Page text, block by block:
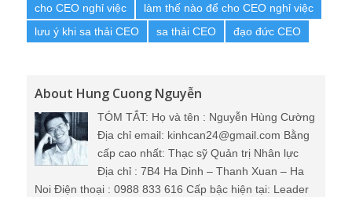
cho CEO nghỉ việc
làm thế nào để cho CEO nghỉ việc
lưu ý khi sa thải CEO
sa thải CEO đạo đức CEO
About Hung Cuong Nguyễn
TÓM TẮT: Họ và tên : Nguyễn Hùng Cường
Địa chỉ email: kinhcan24@gmail.com Bằng
cấp cao nhất: Thạc sỹ Quản trị Nhân lực
Địa chỉ : 7B4 Ha Dinh – Thanh Xuan – Ha
Noi Điện thoại : 0988 833 616 Cấp bậc hiện tại: Leader